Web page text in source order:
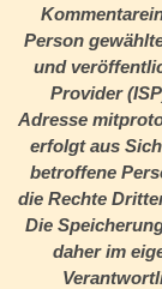
Person
und
Provider
Adresse
erfolgt aus
betroffene
die Rechte
Die
daher im